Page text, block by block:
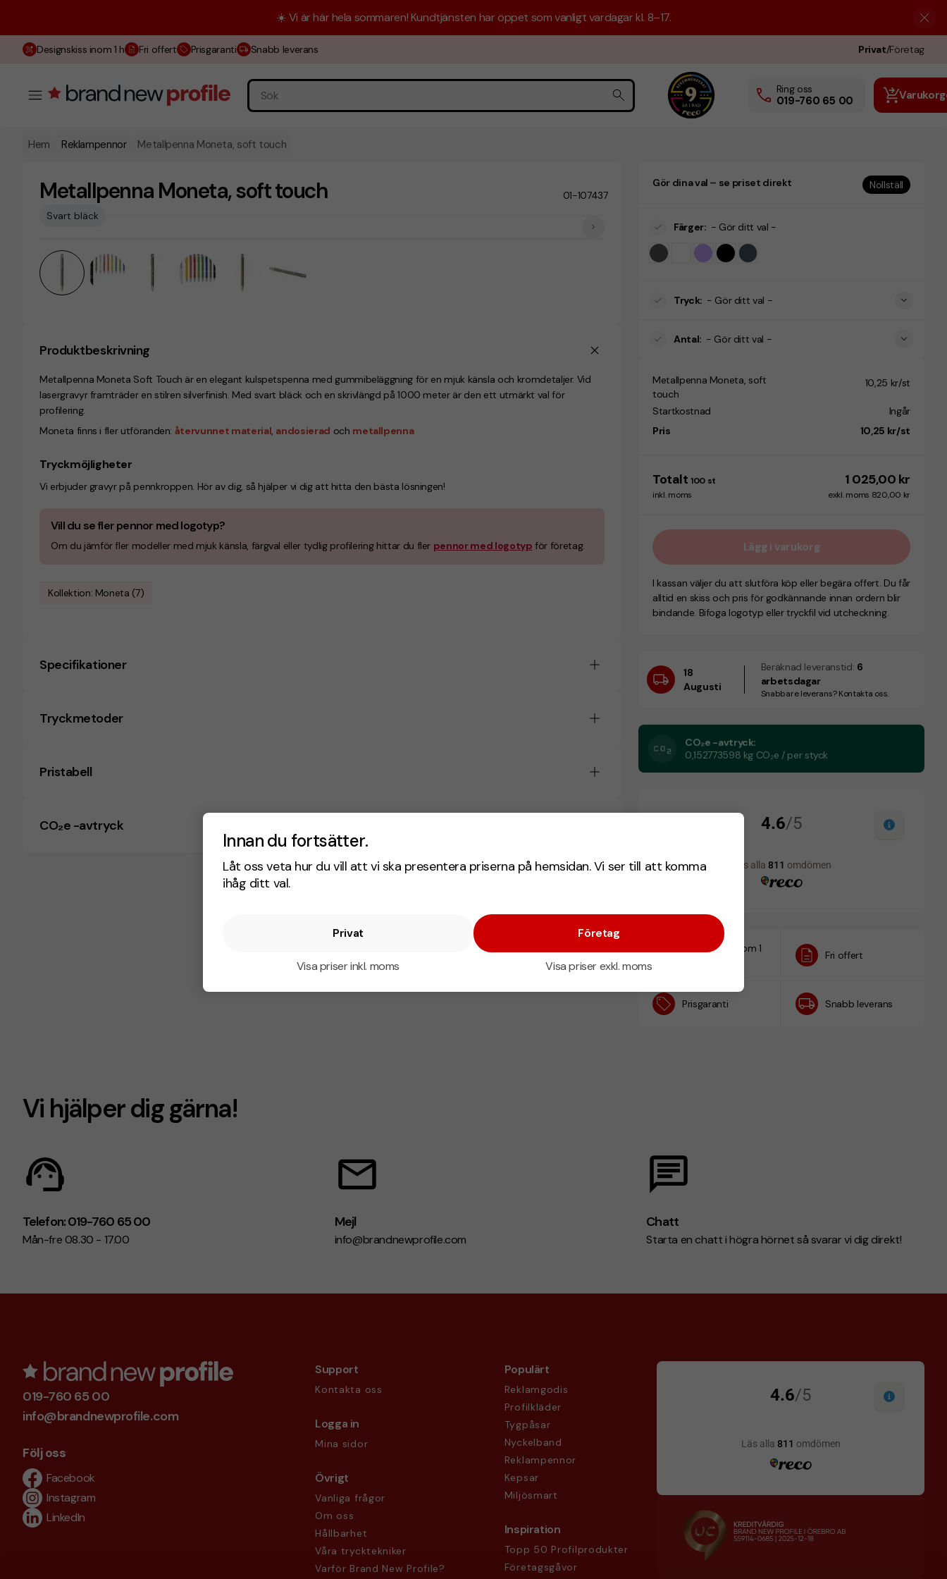
Innan du fortsätter.
Låt oss veta hur du vill att vi ska presentera priserna på hemsidan. Vi ser till att komma
ihåg ditt val.
Privat
Visa priser inkl. moms
Företag
Visa priser exkl. moms
☀️ Vi är här hela sommaren! Kundtjänsten har öppet som vanligt vardagar kl. 8–17.
Designskiss inom 1 h Fri offert Prisgaranti Snabb leverans Privat/Företag
Ring oss
019-760 65 00
Hem Reklampennor Metallpenna Moneta, soft touch
Metallpenna Moneta, soft touch
01-107437
Svart bläck
Produktbeskrivning
Metallpenna Moneta Soft Touch är en elegant kulspetspenna med gummibeläggning för en mjuk känsla och kromdetaljer. Vid
lasergravyr framträder en stilren silverfinish. Med svart bläck och en skrivlängd på 1000 meter är den ett utmärkt val för
profilering.
Moneta finns i fler utföranden: återvunnet material, andosierad och metallpenna
Tryckmöjligheter
Vi erbjuder gravyr på pennkroppen. Hör av dig, så hjälper vi dig att hitta den bästa lösningen!
Vill du se fler pennor med logotyp?
Om du jämför fler modeller med mjuk känsla, färgval eller tydlig profilering hittar du fler pennor med logotyp för företag.
Kollektion: Moneta (7)
Specifikationer
Tryckmetoder
Pristabell
CO₂e -avtryck
Gör dina val – se priset direkt Nollställ
Färger: - Gör ditt val -
Tryck: - Gör ditt val -
Antal: - Gör ditt val -
Metallpenna Moneta, soft
touch
10,25 kr/st
Startkostnad
Ingår
Pris
10,25 kr/st
Totalt 100 st 1 025,00 kr
inkl. moms exkl. moms 820,00 kr
Lägg i varukorg
I kassan väljer du att slutföra köp eller begära offert. Du får
alltid en skiss och pris för godkännande innan ordern blir
bindande. Bifoga logotyp eller tryckfil vid utcheckning.
18
Augusti
Beräknad leveranstid: 6
arbetsdagar
Snabbare leverans? Kontakta oss.
CO₂e -avtryck:
0,152773598 kg CO₂e / per styck
Designskiss inom 1
Fri offert
Prisgaranti Snabb leverans
Vi hjälper dig gärna!
Telefon: 019-760 65 00
Mån-fre 08.30 - 17.00
Mejl
info@brandnewprofile.com
Chatt
Starta en chatt i högra hörnet så svarar vi dig direkt!
019-760 65 00
info@brandnewprofile.com
Följ oss
Facebook
Instagram
LinkedIn
Support
Kontakta oss
Logga in
Mina sidor
Övrigt
Vanliga frågor
Om oss
Hållbarhet
Våra trycktekniker
Varför Brand New Profile?
Populärt
Reklamgodis
Profilkläder
Tygpåsar
Nyckelband
Reklampennor
Kepsar
Miljösmart
Inspiration
Topp 50 Profilprodukter
Företagsgåvor